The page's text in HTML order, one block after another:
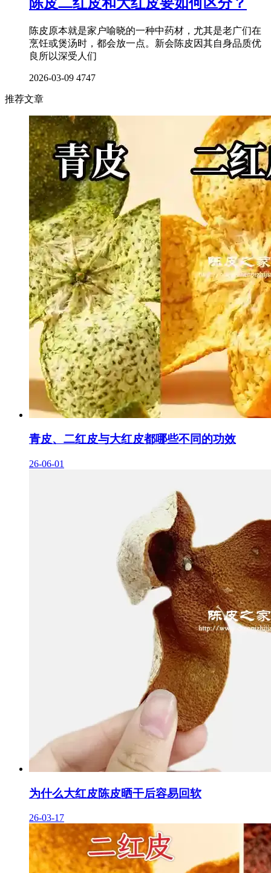
陈皮原本就是家户喻晓的一种中药材，尤其是老广们在
烹饪或煲汤时，都会放一点。新会陈皮因其自身品质优
良所以深受人们
2026-03-09 4747
推荐文章
青皮、二红皮与大红皮都哪些不同的功效
26-06-01
为什么大红皮陈皮晒干后容易回软
26-03-17